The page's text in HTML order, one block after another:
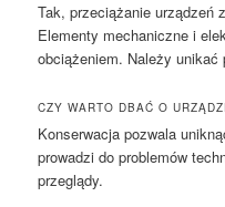
Tak, przeciążanie urządzeń
Elementy mechaniczne i
obciążeniem. Należy
CZY WARTO DBAĆ O
Konserwacja pozwala
prowadzi do problemów
przeglądy.